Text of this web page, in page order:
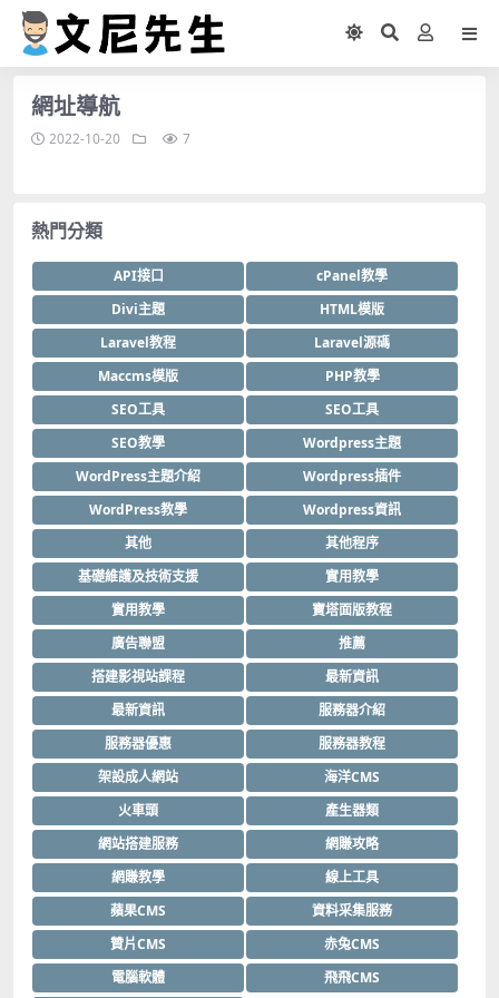
網址導航
2022-10-20 7
熱門分類
API接口
cPanel教學
Divi主題
HTML模版
Laravel教程
Laravel源碼
Maccms模版
PHP教學
SEO工具
SEO工具
SEO教學
Wordpress主題
WordPress主題介紹
Wordpress插件
WordPress教學
Wordpress資訊
其他
其他程序
基礎維護及技術支援
實用教學
實用教學
寶塔面版教程
廣告聯盟
推薦
搭建影視站課程
最新資訊
最新資訊
服務器介紹
服務器優惠
服務器教程
架設成人網站
海洋CMS
火車頭
產生器類
網站搭建服務
網賺攻略
網賺教學
線上工具
蘋果CMS
資料采集服務
贊片CMS
赤兔CMS
電腦軟體
飛飛CMS